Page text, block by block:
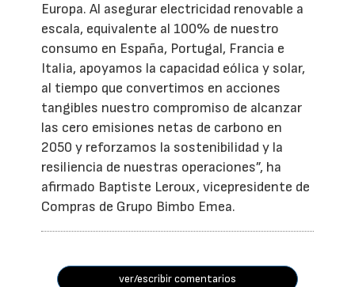
Europa. Al asegurar electricidad renovable a
escala, equivalente al 100% de nuestro
consumo en España, Portugal, Francia e
Italia, apoyamos la capacidad eólica y solar,
al tiempo que convertimos en acciones
tangibles nuestro compromiso de alcanzar
las cero emisiones netas de carbono en
2050 y reforzamos la sostenibilidad y la
resiliencia de nuestras operaciones”, ha
afirmado Baptiste Leroux, vicepresidente de
Compras de Grupo Bimbo Emea.
ver/escribir comentarios